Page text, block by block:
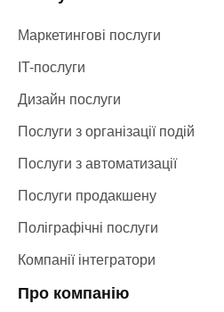
Маркетингові послуги
IT-послуги
Дизайн послуги
Послуги з організації подій
Послуги з автоматизації
Послуги продакшену
Поліграфічні послуги
Компанії інтегратори
Про компанію